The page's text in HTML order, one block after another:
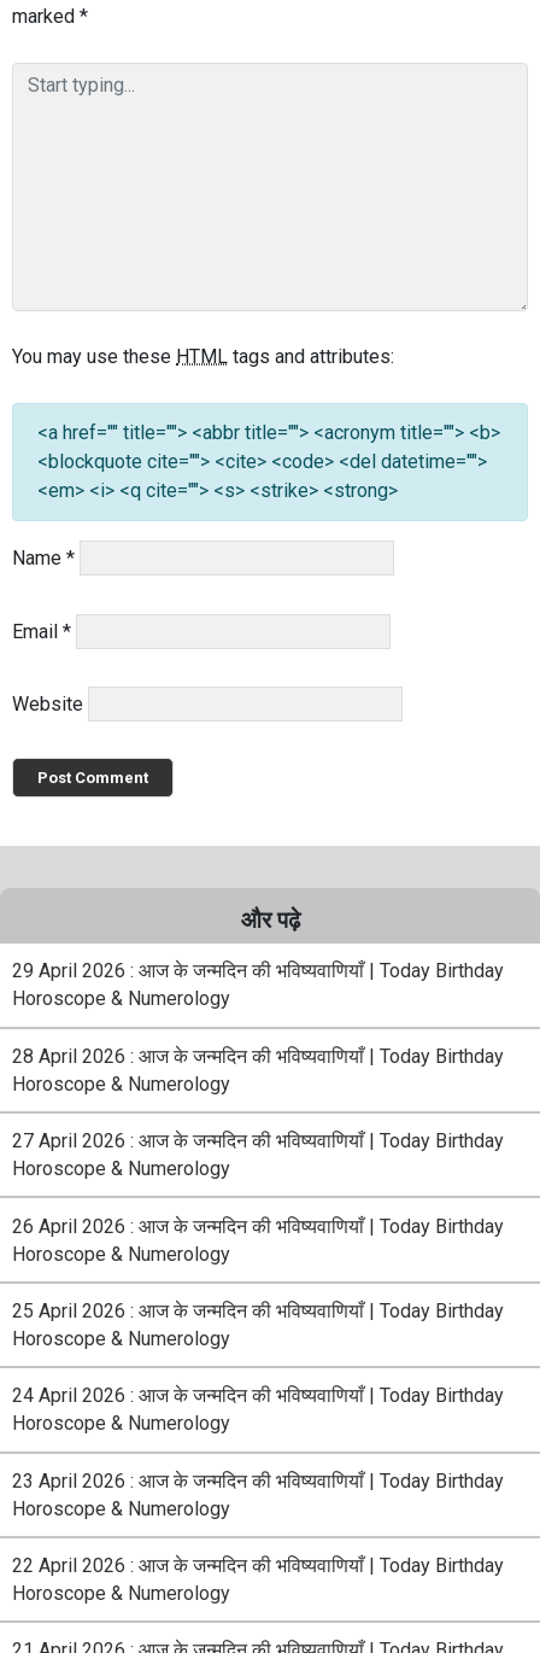
marked *
You may use these HTML tags and attributes:
<a href="" title=""> <abbr title=""> <acronym title=""> <b>
<blockquote cite=""> <cite> <code> <del datetime="">
<em> <i> <q cite=""> <s> <strike> <strong>
Name *
Email *
Website
और पढ़े
29 April 2026 : आज के जन्मदिन की भविष्यवाणियाँ | Today Birthday
Horoscope & Numerology
28 April 2026 : आज के जन्मदिन की भविष्यवाणियाँ | Today Birthday
Horoscope & Numerology
27 April 2026 : आज के जन्मदिन की भविष्यवाणियाँ | Today Birthday
Horoscope & Numerology
26 April 2026 : आज के जन्मदिन की भविष्यवाणियाँ | Today Birthday
Horoscope & Numerology
25 April 2026 : आज के जन्मदिन की भविष्यवाणियाँ | Today Birthday
Horoscope & Numerology
24 April 2026 : आज के जन्मदिन की भविष्यवाणियाँ | Today Birthday
Horoscope & Numerology
23 April 2026 : आज के जन्मदिन की भविष्यवाणियाँ | Today Birthday
Horoscope & Numerology
22 April 2026 : आज के जन्मदिन की भविष्यवाणियाँ | Today Birthday
Horoscope & Numerology